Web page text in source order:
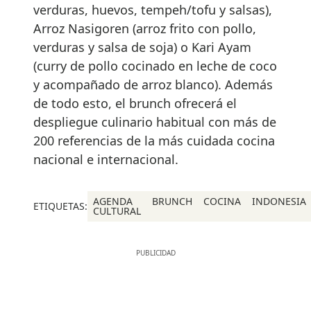
verduras, huevos, tempeh/tofu y salsas),
Arroz Nasigoren (arroz frito con pollo,
verduras y salsa de soja) o Kari Ayam
(curry de pollo cocinado en leche de coco
y acompañado de arroz blanco). Además
de todo esto, el brunch ofrecerá el
despliegue culinario habitual con más de
200 referencias de la más cuidada cocina
nacional e internacional.
ETIQUETAS: AGENDA
CULTURAL
BRUNCH COCINA INDONESIA